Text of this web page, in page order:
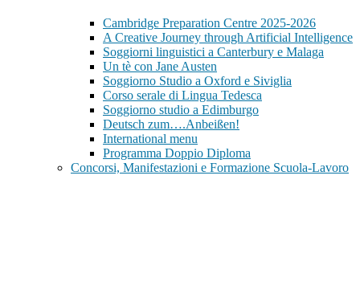
Cambridge Preparation Centre 2025-2026
A Creative Journey through Artificial Intelligence
Soggiorni linguistici a Canterbury e Malaga
Un tè con Jane Austen
Soggiorno Studio a Oxford e Siviglia
Corso serale di Lingua Tedesca
Soggiorno studio a Edimburgo
Deutsch zum….Anbeißen!
International menu
Programma Doppio Diploma
Concorsi, Manifestazioni e Formazione Scuola-Lavoro